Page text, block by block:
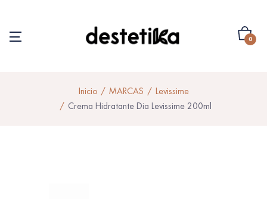
0
Inicio MARCAS
Levissime
Crema Hidratante Dia Levissime 200ml